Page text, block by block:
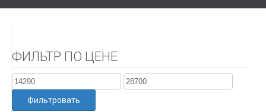
ФИЛЬТР ПО ЦЕНЕ
Фильтровать